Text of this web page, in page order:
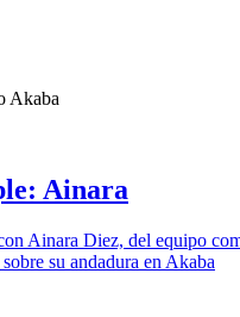
Akaba
Ainara
Ainara Diez, del equipo
su andadura en Akaba